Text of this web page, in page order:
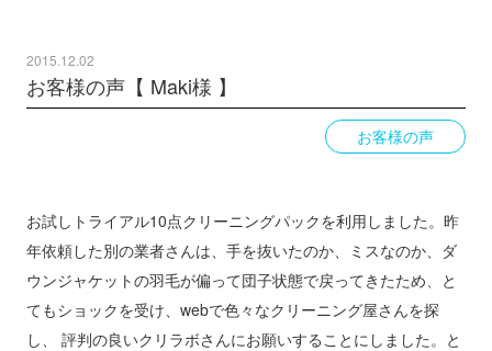
2015.12.02
お客様の声【 Maki様 】
お客様の声
お試しトライアル10点クリーニングパックを利用しました。昨
年依頼した別の業者さんは、手を抜いたのか、ミスなのか、ダ
ウンジャケットの羽毛が偏って団子状態で戻ってきたため、と
てもショックを受け、webで色々なクリーニング屋さんを探
し、 評判の良いクリラボさんにお願いすることにしました。と